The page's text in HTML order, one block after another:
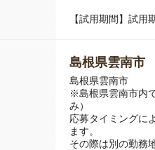
【試用期間】試用
島根県雲南市
島根県雲南市
※島根県雲南市内
み）
応募タイミングに
ます。
その際は別の勤務